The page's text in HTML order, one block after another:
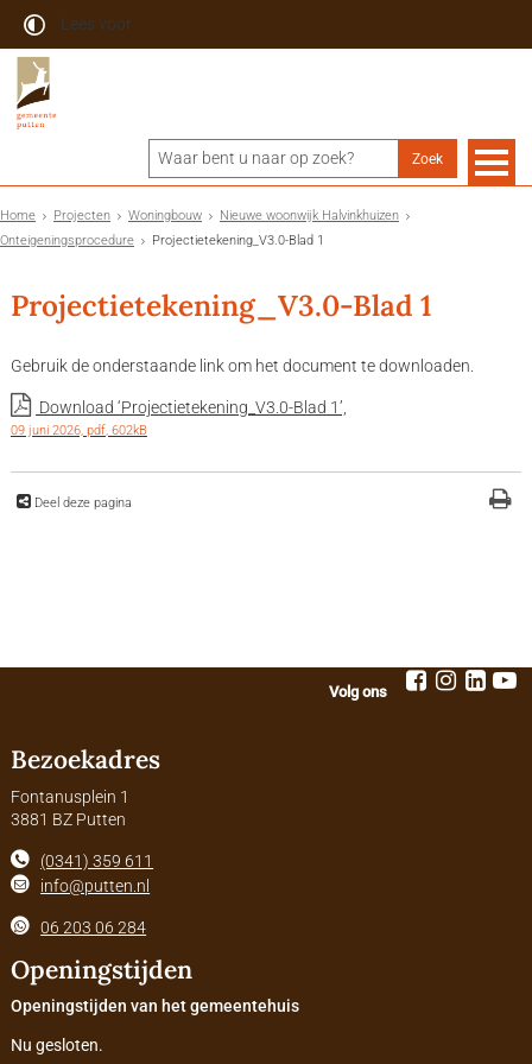
Lees voor
Home Projecten Woningbouw
Nieuwe woonwijk Halvinkhuizen
Onteigeningsprocedure
Projectietekening_V3.0-Blad 1
Projectietekening_V3.0-Blad 1
Gebruik de onderstaande link om het document te downloaden.
Download ‘Projectietekening_V3.0-Blad 1’,
09 juni 2026, pdf, 602kB
Deel deze pagina
Volg ons
Bezoekadres
Fontanusplein 1
3881 BZ Putten
(0341) 359 611
info@putten.nl
06 203 06 284
Openingstijden
Openingstijden van het gemeentehuis
Nu gesloten.